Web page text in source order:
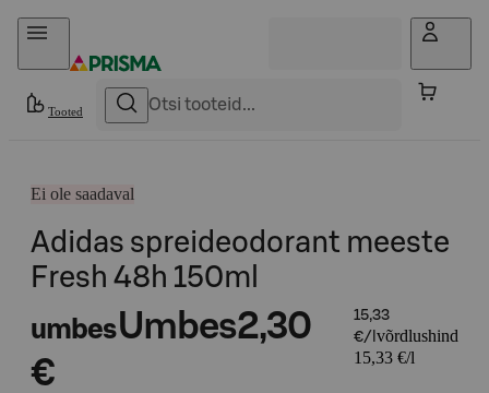
Otse sisu juurde
Tooted
Ei ole saadaval
Adidas spreideodorant meeste
Fresh 48h 150ml
umbesUmbes2,30
€
15,33
€/l võrdlushind
15,33 €/l